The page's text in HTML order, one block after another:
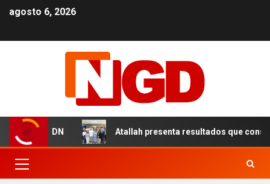
agosto 6, 2026
en el DN Atallah presenta resultados que